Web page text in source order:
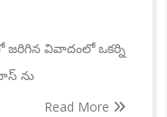
జరిగిన వివాదంలో ఒకర్ని
ను
Read More